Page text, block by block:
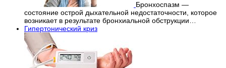
Бронхоспазм —
состояние острой дыхательной недостаточности, которое
возникает в результате бронхиальной обструкции…
Гипертонический криз